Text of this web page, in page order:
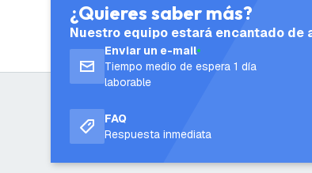
¿Quieres saber más?
Nuestro equipo estará encantado de
Enviar un e-mail
Tiempo medio de espera 1 día
laborable
FAQ
Respuesta inmediata